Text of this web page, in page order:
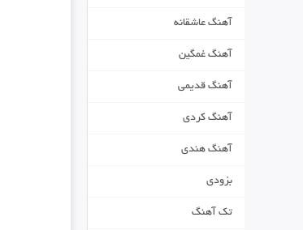
آهنگ عاشقانه
آهنگ غمگین
آهنگ قدیمی
آهنگ کردی
آهنگ هندی
بزودی
تک آهنگ